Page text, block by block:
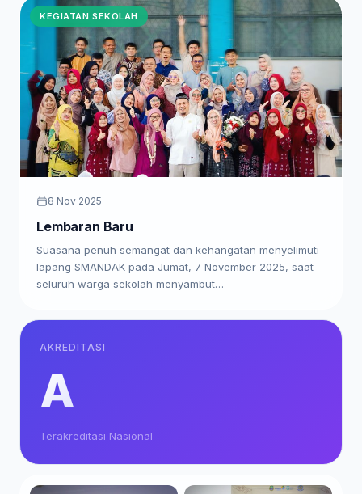
KEGIATAN SEKOLAH
8 Nov 2025
Lembaran Baru
Suasana penuh semangat dan kehangatan menyelimuti
lapang SMANDAK pada Jumat, 7 November 2025, saat
seluruh warga sekolah menyambut…
AKREDITASI
A
Terakreditasi Nasional